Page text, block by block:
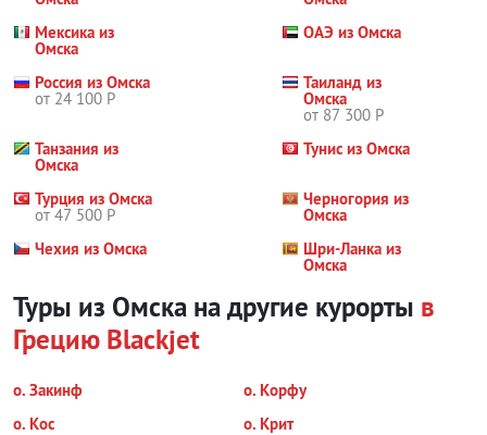
Мексика из
Омска
ОАЭ из Омска
Россия из Омска
от 24 100 Р
Таиланд из
Омска
от 87 300 Р
Танзания из
Омска
Тунис из Омска
Турция из Омска
от 47 500 Р
Черногория из
Омска
Чехия из Омска
Шри-Ланка из
Омска
Туры из Омска на другие курорты в
Грецию Blackjet
о. Закинф
о. Корфу
о. Кос
о. Крит